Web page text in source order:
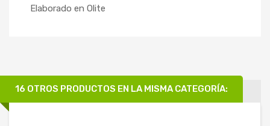
Elaborado en Olite
16 OTROS PRODUCTOS EN LA MISMA CATEGORÍA: